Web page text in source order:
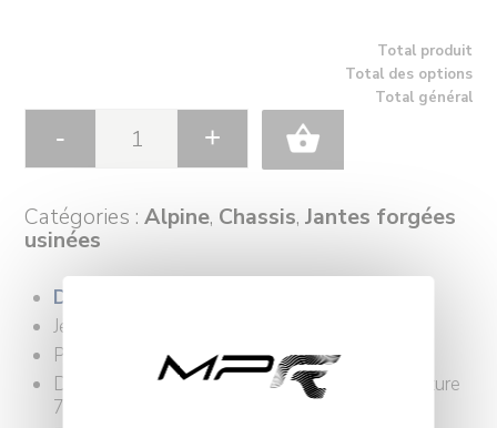
Total produit
Total des options
Total général
Catégories :Alpine, Chassis,Jantes forgées
usinées
Délais 10/20 jours
Jeu de 4 jantes
Peinture epoxy
Dimension AV 8×18 ET 37,5 / poids sans peinture
7.4 kg